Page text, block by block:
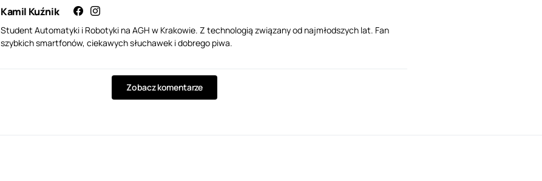
Kamil Kuźnik
Student Automatyki i Robotyki na AGH w Krakowie. Z technologią związany od najmłodszych lat. Fan
szybkich smartfonów, ciekawych słuchawek i dobrego piwa.
Zobacz komentarze